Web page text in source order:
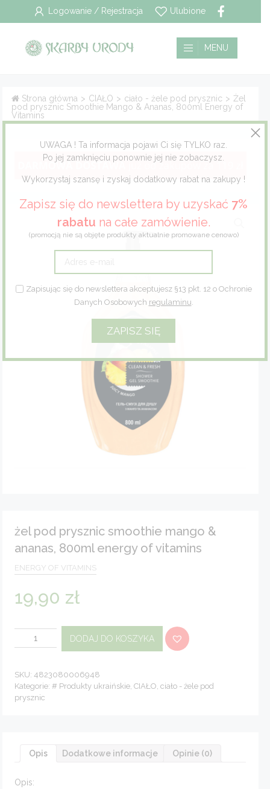
Logowanie / Rejestracja Ulubione
MENU
Strona główna > CIAŁO > ciało - żele pod prysznic > Żel
pod prysznic Smoothie Mango & Ananas, 800ml Energy of
Vitamins
żel pod prysznic smoothie mango &
ananas, 800ml energy of vitamins
ENERGY OF VITAMINS
19,90 zł
pod
Mango
&
Ananas,
800ml
DODAJ DO KOSZYKA
SKU:4823080006948
Kategorie:# Produkty ukraińskie,CIAŁO,ciało - żele pod
prysznic
Opis Dodatkowe informacje Opinie (0)
Opis:
UWAGA ! Ta informacja pojawi Ci się TYLKO raz.
Po jej zamknięciu ponownie jej nie zobaczysz.
Wykorzystaj szansę i zyskaj dodatkowy rabat na zakupy !
Zapisz się do newslettera by uzyskać 7%
rabatu na całe zamówienie.
(promocją nie są objęte produkty aktualnie promowane cenowo)
Zapisując się do newslettera akceptujesz §13 pkt. 12 o Ochronie
Danych Osobowych regulaminu.
Wszystkie
Pielęgnacja twarzy
Pielęgnacja jamy ustnej
Dla mężczyzn
Zioła
Zestawy prezentowe
Płatność i dostawa
Regulamin